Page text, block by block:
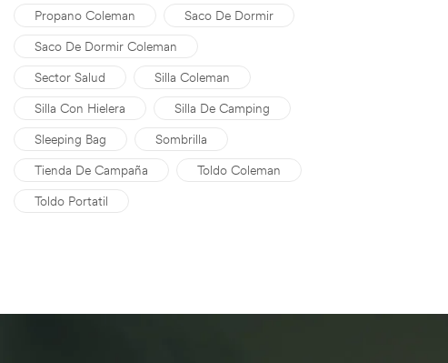
Propano Coleman
Saco De Dormir
Saco De Dormir Coleman
Sector Salud
Silla Coleman
Silla Con Hielera
Silla De Camping
Sleeping Bag
Sombrilla
Tienda De Campaña
Toldo Coleman
Toldo Portatil